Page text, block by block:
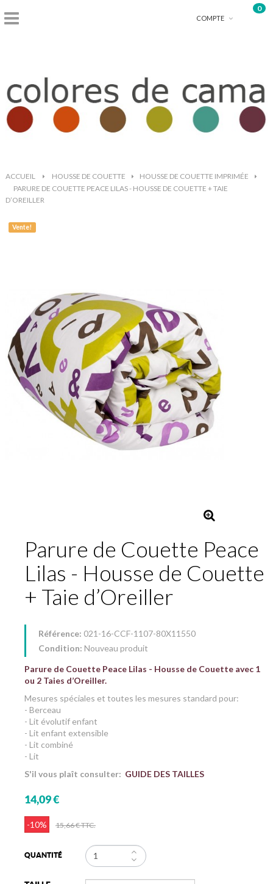
shopping_basket
0
COMPTE
ACCUEIL > HOUSSE DE COUETTE >
HOUSSE DE COUETTE IMPRIMÉE
PARURE DE COUETTE PEACE LILAS - HOUSSE DE COUETTE + TAIE
D’OREILLER
Vente!
Parure de Couette Peace
Lilas - Housse de Couette
+ Taie d’Oreiller
Référence: 021-16-CCF-1107-80X11550
Condition: Nouveau produit
Parure de Couette Peace Lilas - Housse de Couette avec 1
ou 2 Taies d’Oreiller.
Mesures spéciales et toutes les mesures standard pour:
- Berceau
- Lit évolutif enfant
- Lit enfant extensible
- Lit combiné
- Lit
S'il vous plaît consulter: GUIDE DES TAILLES
14,09 €
-10% 15,66 €TTC.
QUANTITÉ